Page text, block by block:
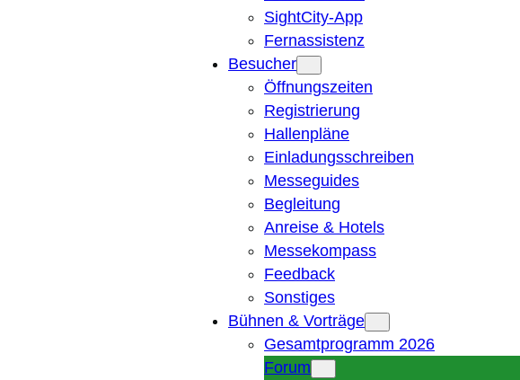
SightCity-App
Fernassistenz
Besucher
Öffnungszeiten
Registrierung
Hallenpläne
Einladungsschreiben
Messeguides
Begleitung
Anreise & Hotels
Messekompass
Feedback
Sonstiges
Bühnen & Vorträge
Gesamtprogramm 2026
Forum